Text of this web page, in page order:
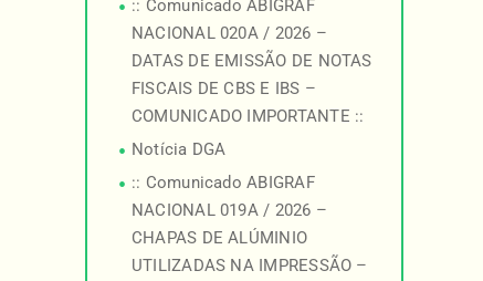
:: Comunicado ABIGRAF
NACIONAL 020A / 2026 –
DATAS DE EMISSÃO DE NOTAS
FISCAIS DE CBS E IBS –
COMUNICADO IMPORTANTE ::
Notícia DGA
:: Comunicado ABIGRAF
NACIONAL 019A / 2026 –
CHAPAS DE ALÚMINIO
UTILIZADAS NA IMPRESSÃO –